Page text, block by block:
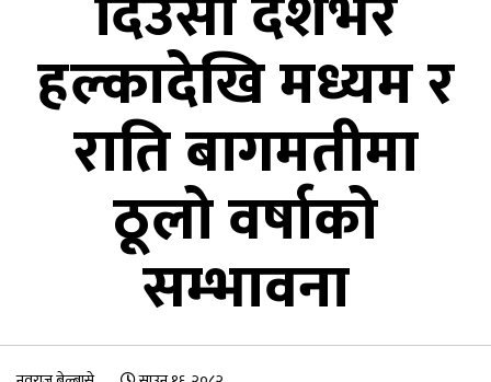
हल्कादेखि मध्यम र
राति बागमतीमा
ठूलो वर्षाको
सम्भावना